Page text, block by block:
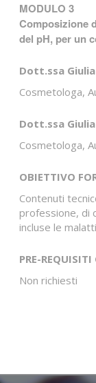
MODULO 3
Composizione
del pH, per un
Dott.ssa
Cosmetologa,
Dott.ssa
Cosmetologa,
OBIETTIVO
Contenuti
professione, di
incluse le
PRE-
Non richiesti